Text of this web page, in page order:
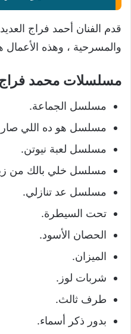
قدم الفنان أحمد فراج
والمسرحية ، وهذه الأعمال
مسلسلات محمد
مسلسل الجماعة.
مسلسل هو ده اللي
مسلسل لعبة نيوتن.
مسلسل خلي بالك من
مسلسل عد تنازلي.
تحت السيطرة.
الحصان الأسود.
الميزان.
شربات لوز.
طرف ثالث.
بدور ذكر أسماء.